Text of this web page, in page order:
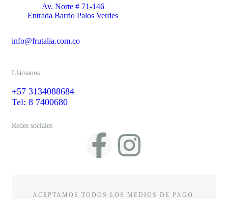
Av. Norte # 71-146
Entrada Barrio Palos Verdes
info@frutalia.com.co
Llámanos
+57 3134088684
Tel: 8 7400680
Redes sociales
ACEPTAMOS TODOS LOS MEDIOS DE PAGO